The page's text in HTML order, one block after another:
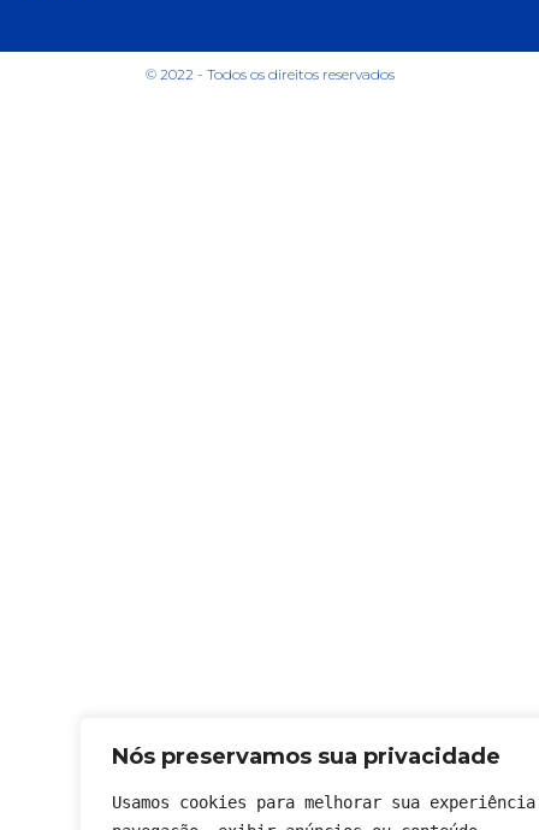
Nós preservamos sua privacidade
Usamos cookies para melhorar sua
© 2022 - Todos os direitos reservados